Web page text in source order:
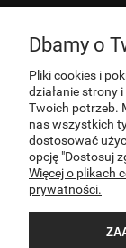
Dbamy o
Pliki cookies i
działanie strony
Twoich potrzeb.
nas wszystkich
dostosować
opcję "Dostosuj
Więcej o plikach
prywatności.